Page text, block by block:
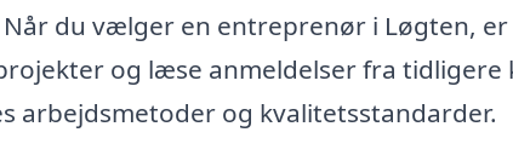
du vælger en entreprenør i Løgten,
og læse anmeldelser fra tidligere
arbejdsmetoder og kvalitetsstandarder.